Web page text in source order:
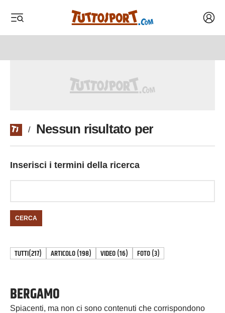
/ Nessun risultato per
Inserisci i termini della ricerca
CERCA
TUTTI(217) ARTICOLO(198) VIDEO(16) FOTO(3)
BERGAMO
Spiacenti, ma non ci sono contenuti che corrispondono